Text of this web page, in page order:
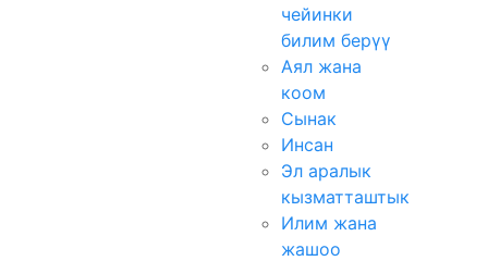
чейинки
билим берүү
Аял жана
коом
Сынак
Инсан
Эл аралык
кызматташтык
Илим жана
жашоо